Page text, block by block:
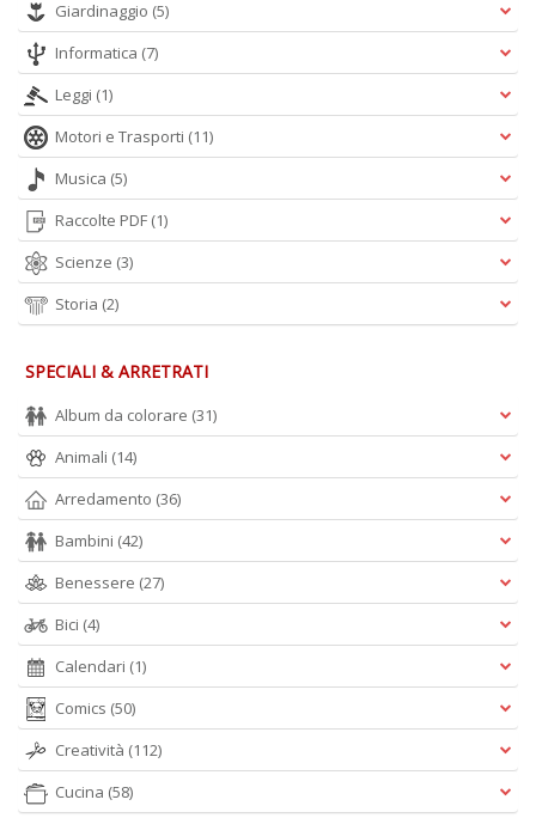
Giardinaggio (5)
Informatica (7)
Leggi (1)
Motori e Trasporti (11)
Musica (5)
Raccolte PDF (1)
Scienze (3)
Storia (2)
SPECIALI & ARRETRATI
Album da colorare (31)
Animali (14)
Arredamento (36)
Bambini (42)
Benessere (27)
Bici (4)
Calendari (1)
Comics (50)
Creatività (112)
Cucina (58)